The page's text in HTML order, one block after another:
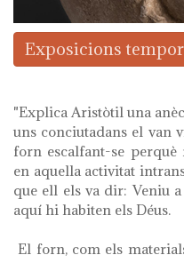
Exposicions
"Explica Aristòtil una
uns conciutadans el van
forn escalfant-se perquè
en aquella activitat
que ell els va dir: Veniu
aquí hi habiten els Déus.
El forn, com els